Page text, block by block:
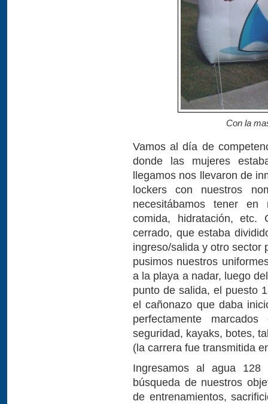
Con la
Vamos al día de
donde las mujeres
llegamos nos llevaron de
lockers con nuestros
necesitábamos tener
comida, hidratación,
cerrado, que estaba
ingreso/salida y otro sector
pusimos nuestros
a la playa a nadar, luego
punto de salida, el puesto
el cañonazo que daba
perfectamente
seguridad, kayaks, botes,
(la carrera fue transmitida
Ingresamos al agua
búsqueda de nuestros
de entrenamientos,